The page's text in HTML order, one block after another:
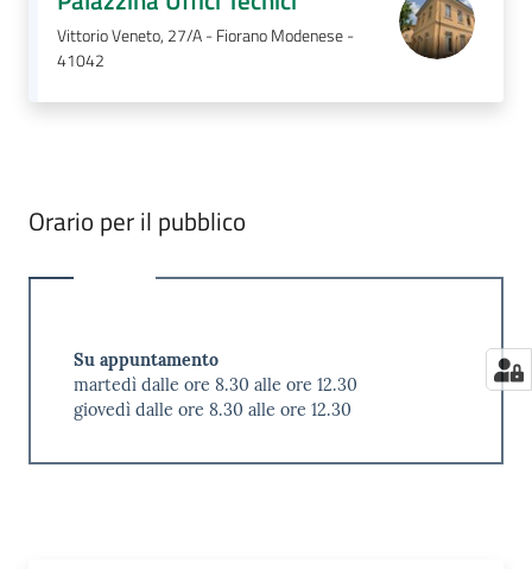
Vittorio Veneto, 27/A - Fiorano Modenese -
41042
Orario per il pubblico
Su appuntamento
martedì dalle ore 8.30 alle ore 12.30
giovedì dalle ore 8.30 alle ore 12.30